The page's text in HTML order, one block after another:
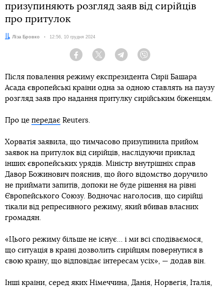
призупиняють розгляд заяв від сирійців
про притулок
Автор:
Ліза Бровко Дата:
12:56, 10 грудня 2024
Facebook Twitter Telegram
Після повалення режиму експрезидента Сирії Башара
Асада європейські країни одна за одною ставлять на паузу
розгляд заяв про надання притулку сирійським біженцям.
Про це передає Reuters.
Хорватія заявила, що тимчасово призупинила прийом
заявок на притулок від сирійців, наслідуючи приклад
інших європейських урядів. Міністр внутрішніх справ
Давор Божинович пояснив, що його відомство доручило
не приймати запитів, допоки не буде рішення на рівні
Європейського Союзу. Водночас наголосив, що сирійці
тікали від репресивного режиму, який вбивав власних
громадян.
«Цього режиму більше не існує... і ми всі сподіваємося,
що ситуація в країні дозволить сирійцям повернутися в
свою країну, що відповідає інтересам усіх», — додав він.
Інші країни, серед яких Німеччина, Данія, Норвегія, Італія,